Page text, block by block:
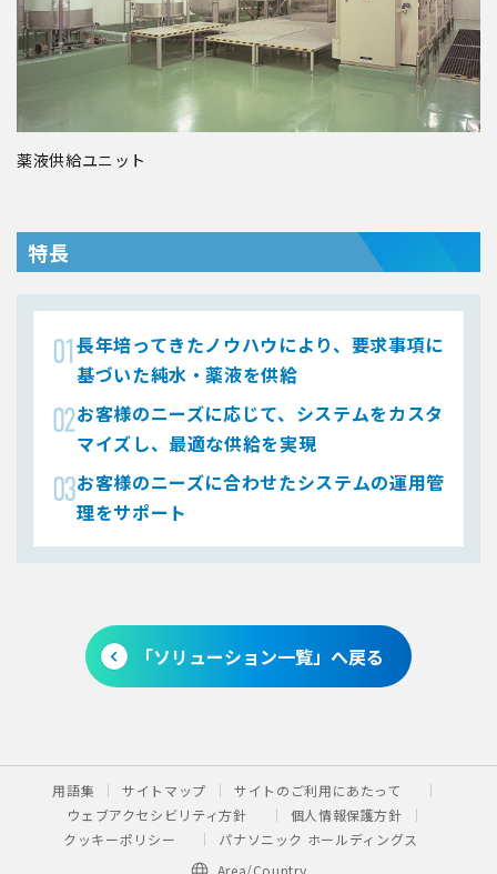
薬液供給ユニット
特長
長年培ってきたノウハウにより、要求事項に
基づいた純水・薬液を供給
お客様のニーズに応じて、システムをカスタ
マイズし、最適な供給を実現
お客様のニーズに合わせたシステムの運用管
理をサポート
「ソリューション一覧」へ戻る
用語集 サイトマップ
サイトのご利用にあたって
ウェブアクセシビリティ方針
個人情報保護方針
クッキーポリシー
パナソニック ホールディングス
Area/Country